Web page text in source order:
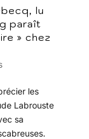
lu
paraît
» chez
les
Labrouste
sa